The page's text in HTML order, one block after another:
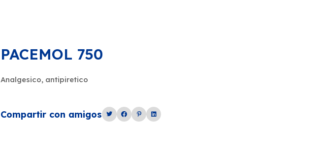
PACEMOL 750
Analgesico, antipiretico
Compartir con amigos